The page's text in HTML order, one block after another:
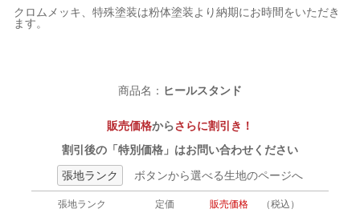
クロムメッキ、特殊塗装は粉体塗装より納期にお時間をいただき
ます。
商品名： ヒールスタンド
販売価格からさらに割引き！
割引後の「特別価格」はお問い合わせください
張地ランク
ボタンから選べる生地のページへ
張地ランク 定価 販売価格 （税込）